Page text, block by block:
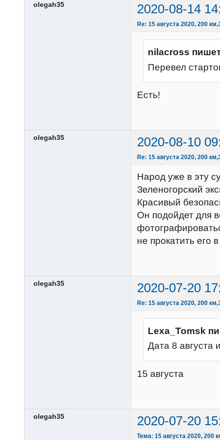
olegah35 2020-08-14
Re: 15 августа 2020, 200
nilacross
Перевел
Есть!
olegah35 2020-08-10
Re: 15 августа 2020, 200
Народ уже в эту
Зеленогорский
Красивый
Он подойдет для
не прокатить его
olegah35 2020-07-20
Re: 15 августа 2020, 200
Lexa_Tomsk
Дата 8 августа
15 августа
olegah35 2020-07-20
Тема: 15 августа 2020, 200